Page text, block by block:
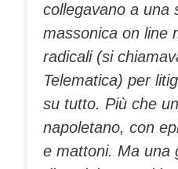
collegavano a una
massonica on line
radicali (si
Telematica) per
su tutto. Più che
napoletano, con
e mattoni. Ma una